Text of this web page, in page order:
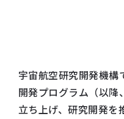
宇宙航空研究開発機構
開発プログラム（以
立ち上げ、研究開発を